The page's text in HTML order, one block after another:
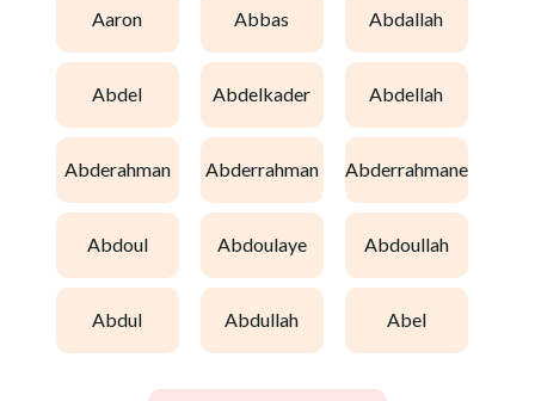
aaron abbas abdallah
abdel abdelkader abdellah
abderahman abderrahman abderrahmane
abdoul abdoulaye abdoullah
abdul abdullah abel